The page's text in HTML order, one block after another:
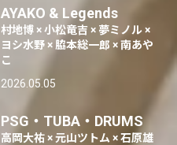
AYAKO & Legends
村地博 × 小松竜吉 × 夢ミノル ×
ヨシ水野 × 脇本総一郎 × 南あや
こ
2026.05.05
PSG・TUBA・DRUMS
高岡大祐 × 元山ツトム × 石原雄